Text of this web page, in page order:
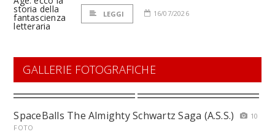
LEGGI 16/07/2026
GALLERIE FOTOGRAFICHE
SpaceBalls The Almighty Schwartz Saga (A.S.S.)
10
FOTO